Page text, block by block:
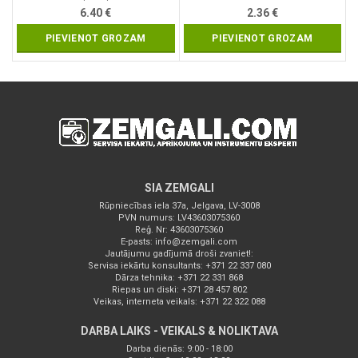
6.40€
PIEVIENOT GROZAM
2.36€
PIEVIENOT GROZAM
SIA ZEMGALI
Rūpniecības iela 37a, Jelgava, LV-3008
PVN numurs: LV43603075360
Reģ. Nr: 43603075360
E-pasts: info@zemgali.com
Jautājumu gadījumā droši zvaniet!:
Servisa iekārtu konsultants: +371 22 337 080
Dārza tehnika: +371 22 331 868
Riepas un diski: +371 28 457 802
Veikas, interneta veikals: +371 22 322 088
DARBA LAIKS - VEIKALS & NOLIKTAVA
Darba dienās: 9:00 - 18:00